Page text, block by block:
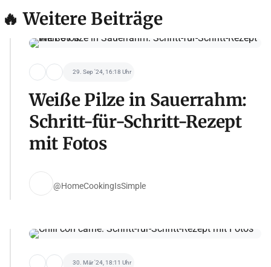
🔥 Weitere Beiträge
29. Sep '24, 16:18 Uhr
Weiße Pilze in Sauerrahm:
Schritt-für-Schritt-Rezept
mit Fotos
@HomeCookingIsSimple
30. Mär '24, 18:11 Uhr